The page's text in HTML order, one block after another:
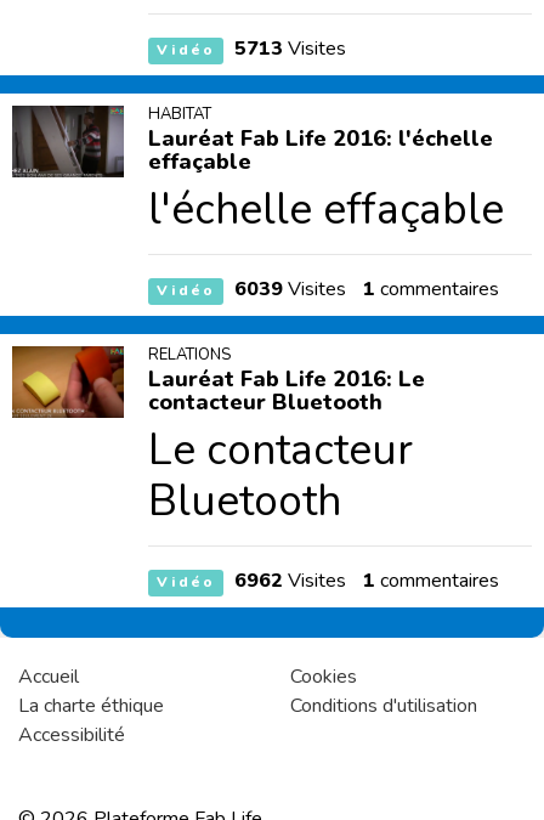
Vidéo 5713 Visites
HABITAT
Lauréat Fab Life 2016: l'échelle
effaçable
l'échelle effaçable
Vidéo 6039Visites 1 commentaires
RELATIONS
Lauréat Fab Life 2016: Le
contacteur Bluetooth
Le contacteur
Bluetooth
Vidéo 6962 Visites 1 commentaires
Accueil
La charte éthique
Accessibilité
Cookies
Conditions d'utilisation